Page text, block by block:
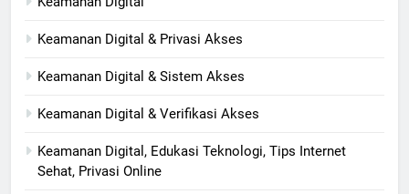
Keamanan Digital & Privasi Akses
Keamanan Digital & Sistem Akses
Keamanan Digital & Verifikasi Akses
Keamanan Digital, Edukasi Teknologi, Tips Internet
Sehat, Privasi Online